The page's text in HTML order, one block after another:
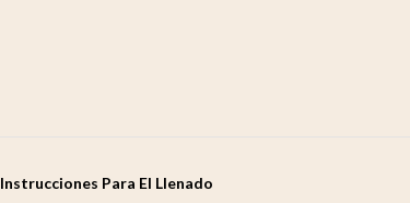
Instrucciones Para El Llenado